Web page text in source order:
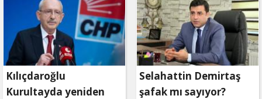
başvuruyor
Kılıçdaroğlu
Kurultayda yeniden
Selahattin Demirtaş
şafak mı sayıyor?